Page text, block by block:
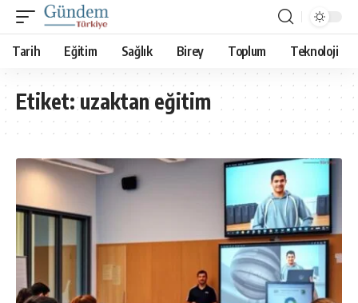
Tarih Eğitim Sağlık Birey Toplum Teknoloji
Etiket:uzaktan eğitim